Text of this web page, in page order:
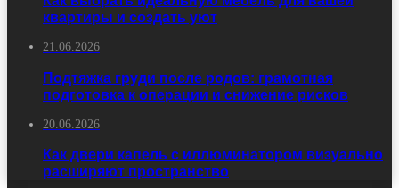
квартиры и создать уют
21.06.2026
Подтяжка груди после родов: грамотная
подготовка к операции и снижение рисков
20.06.2026
Как двери капель с иллюминатором визуально
расширяют пространство